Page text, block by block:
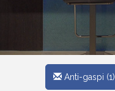
Anti-gaspi (1)